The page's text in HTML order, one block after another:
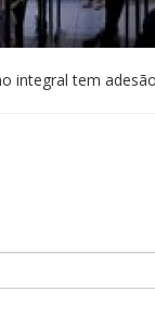
integral tem